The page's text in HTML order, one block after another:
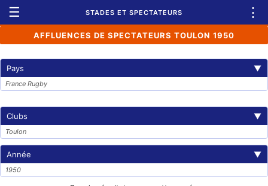
☰ STADES ET SPECTATEURS ⋮
AFFLUENCES DE SPECTATEURS TOULON 1950
Pays ▼
France Rugby
Clubs ▼
Toulon
Année ▼
1950